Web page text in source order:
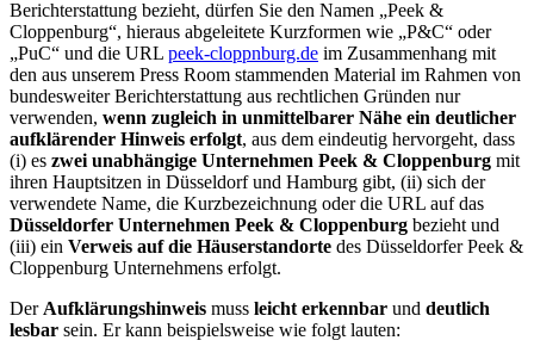
Berichterstattung bezieht, dürfen Sie den Namen „Peek &
Cloppenburg“, hieraus abgeleitete Kurzformen wie „P&C“ oder
„PuC“ und die URL peek-cloppnburg.de im Zusammenhang mit
den aus unserem Press Room stammenden Material im Rahmen von
bundesweiter Berichterstattung aus rechtlichen Gründen nur
verwenden, wenn zugleich in unmittelbarer Nähe ein deutlicher
aufklärender Hinweis erfolgt, aus dem eindeutig hervorgeht, dass
(i) es zwei unabhängige Unternehmen Peek & Cloppenburg mit
ihren Hauptsitzen in Düsseldorf und Hamburg gibt, (ii) sich der
verwendete Name, die Kurzbezeichnung oder die URL auf das
Düsseldorfer Unternehmen Peek & Cloppenburg bezieht und
(iii) ein Verweis auf die Häuserstandorte des Düsseldorfer Peek &
Cloppenburg Unternehmens erfolgt.
Der Aufklärungshinweis muss leicht erkennbar und deutlich
lesbar sein. Er kann beispielsweise wie folgt lauten: